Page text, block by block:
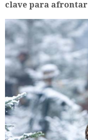
clave para